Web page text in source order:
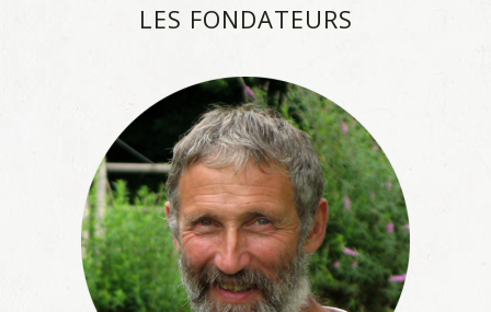
LES FONDATEURS